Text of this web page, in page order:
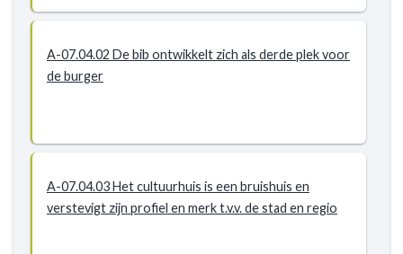
A-07.04.02 De bib ontwikkelt zich als derde plek voor
de burger
A-07.04.03 Het cultuurhuis is een bruishuis en
verstevigt zijn profiel en merk t.v.v. de stad en regio